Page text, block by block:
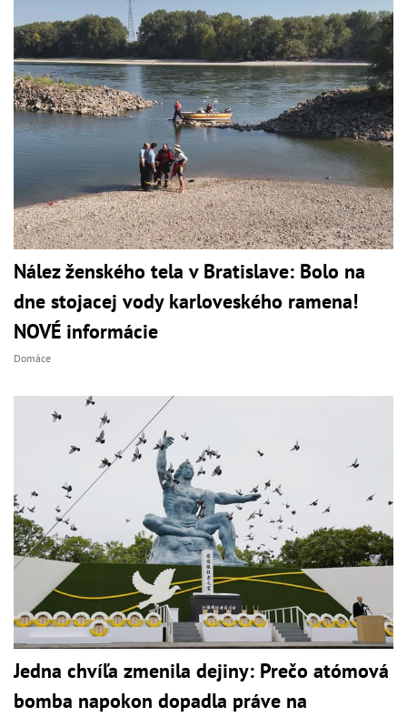
Nález ženského tela v Bratislave: Bolo na
dne stojacej vody karloveského ramena!
NOVÉ informácie
Domáce
Jedna chvíľa zmenila dejiny: Prečo atómová
bomba napokon dopadla práve na